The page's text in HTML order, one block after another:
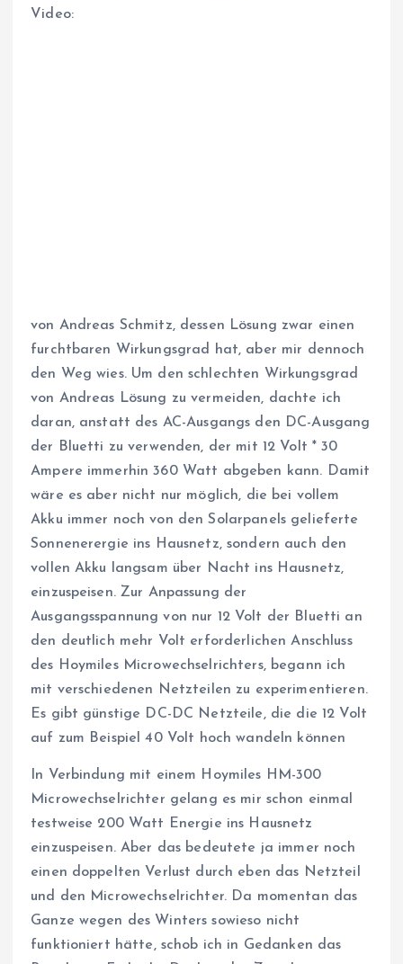
Video:
von Andreas Schmitz, dessen Lösung zwar einen
furchtbaren Wirkungsgrad hat, aber mir dennoch
den Weg wies. Um den schlechten Wirkungsgrad
von Andreas Lösung zu vermeiden, dachte ich
daran, anstatt des AC-Ausgangs den DC-Ausgang
der Bluetti zu verwenden, der mit 12 Volt * 30
Ampere immerhin 360 Watt abgeben kann. Damit
wäre es aber nicht nur möglich, die bei vollem
Akku immer noch von den Solarpanels gelieferte
Sonnenerergie ins Hausnetz, sondern auch den
vollen Akku langsam über Nacht ins Hausnetz,
einzuspeisen. Zur Anpassung der
Ausgangsspannung von nur 12 Volt der Bluetti an
den deutlich mehr Volt erforderlichen Anschluss
des Hoymiles Microwechselrichters, begann ich
mit verschiedenen Netzteilen zu experimentieren.
Es gibt günstige DC-DC Netzteile, die die 12 Volt
auf zum Beispiel 40 Volt hoch wandeln können
In Verbindung mit einem Hoymiles HM-300
Microwechselrichter gelang es mir schon einmal
testweise 200 Watt Energie ins Hausnetz
einzuspeisen. Aber das bedeutete ja immer noch
einen doppelten Verlust durch eben das Netzteil
und den Microwechselrichter. Da momentan das
Ganze wegen des Winters sowieso nicht
funktioniert hätte, schob ich in Gedanken das